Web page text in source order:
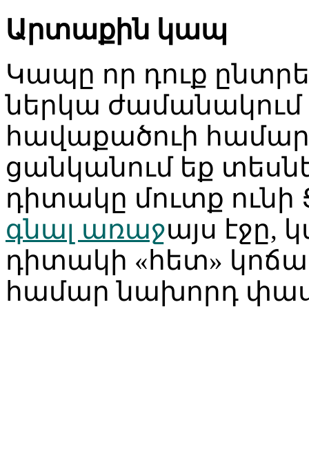
Արտաքին կապ
Կապը որ դուք
ներկա ժամանակում
հավաքածուի
ցանկանում եք
դիտակը մուտք ունի
գնալ առաջայս էջը,
դիտակի «հետ»
համար նախորդ